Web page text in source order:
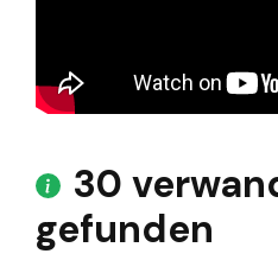
30
gefunden